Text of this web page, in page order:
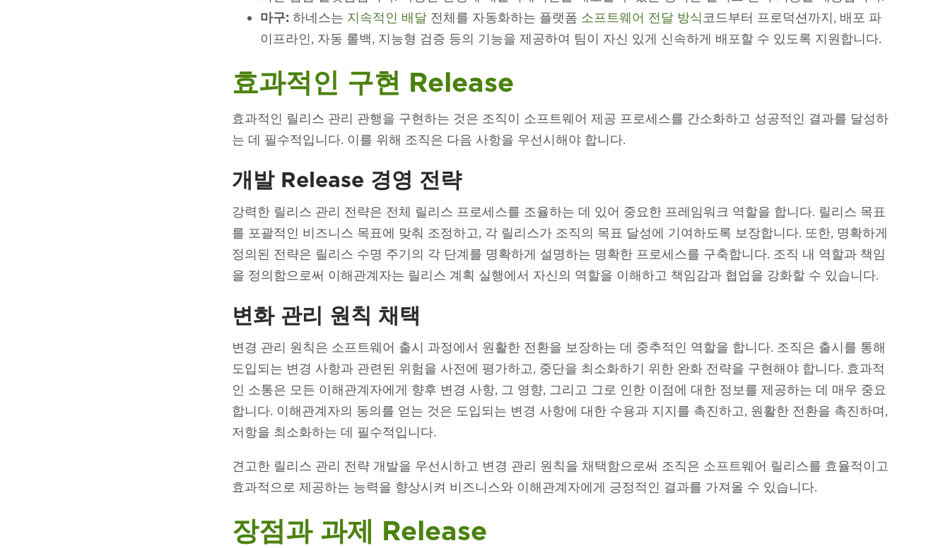
마구: 하네스는 지속적인 배달전체를 자동화하는 플랫폼 소프트웨어 전달 방식 코드부터 프로덕션까지, 배포 파
이프라인, 자동 롤백, 지능형 검증 등의 기능을 제공하여 팀이 자신 있게 신속하게 배포할 수 있도록 지원합니다.
효과적인 구현 Release
효과적인 릴리스 관리 관행을 구현하는 것은 조직이 소프트웨어 제공 프로세스를 간소화하고 성공적인 결과를 달성하
는 데 필수적입니다. 이를 위해 조직은 다음 사항을 우선시해야 합니다.
개발 Release 경영 전략
강력한 릴리스 관리 전략은 전체 릴리스 프로세스를 조율하는 데 있어 중요한 프레임워크 역할을 합니다. 릴리스 목표
를 포괄적인 비즈니스 목표에 맞춰 조정하고, 각 릴리스가 조직의 목표 달성에 기여하도록 보장합니다. 또한, 명확하게
정의된 전략은 릴리스 수명 주기의 각 단계를 명확하게 설명하는 명확한 프로세스를 구축합니다. 조직 내 역할과 책임
을 정의함으로써 이해관계자는 릴리스 계획 실행에서 자신의 역할을 이해하고 책임감과 협업을 강화할 수 있습니다.
변화 관리 원칙 채택
변경 관리 원칙은 소프트웨어 출시 과정에서 원활한 전환을 보장하는 데 중추적인 역할을 합니다. 조직은 출시를 통해
도입되는 변경 사항과 관련된 위험을 사전에 평가하고, 중단을 최소화하기 위한 완화 전략을 구현해야 합니다. 효과적
인 소통은 모든 이해관계자에게 향후 변경 사항, 그 영향, 그리고 그로 인한 이점에 대한 정보를 제공하는 데 매우 중요
합니다. 이해관계자의 동의를 얻는 것은 도입되는 변경 사항에 대한 수용과 지지를 촉진하고, 원활한 전환을 촉진하며,
저항을 최소화하는 데 필수적입니다.
견고한 릴리스 관리 전략 개발을 우선시하고 변경 관리 원칙을 채택함으로써 조직은 소프트웨어 릴리스를 효율적이고
효과적으로 제공하는 능력을 향상시켜 비즈니스와 이해관계자에게 긍정적인 결과를 가져올 수 있습니다.
장점과 과제 Release